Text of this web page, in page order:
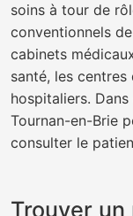
soins à tour de
conventionnels
cabinets
santé, les
hospitaliers.
Tournan-en-Brie
consulter le
Trouver un